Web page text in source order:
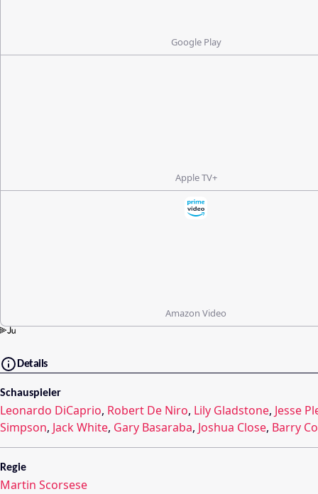
Google Play
Apple TV+
Amazon Video
Details
Schauspieler
Leonardo DiCaprio, Robert De Niro, Lily Gladstone, Jesse
Simpson, Jack White, Gary Basaraba, Joshua Close, Barry
Regie
Martin Scorsese